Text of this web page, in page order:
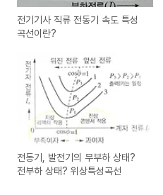
전기기사 직류 전동기 속도 특성
곡선이란?
전동기, 발전기의 무부하 상태?
전부하 상태? 위상특성곡선